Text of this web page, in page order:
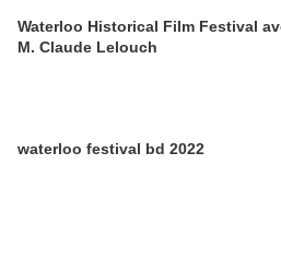
Waterloo Historical Film Festival
M. Claude Lelouch
waterloo festival bd 2022